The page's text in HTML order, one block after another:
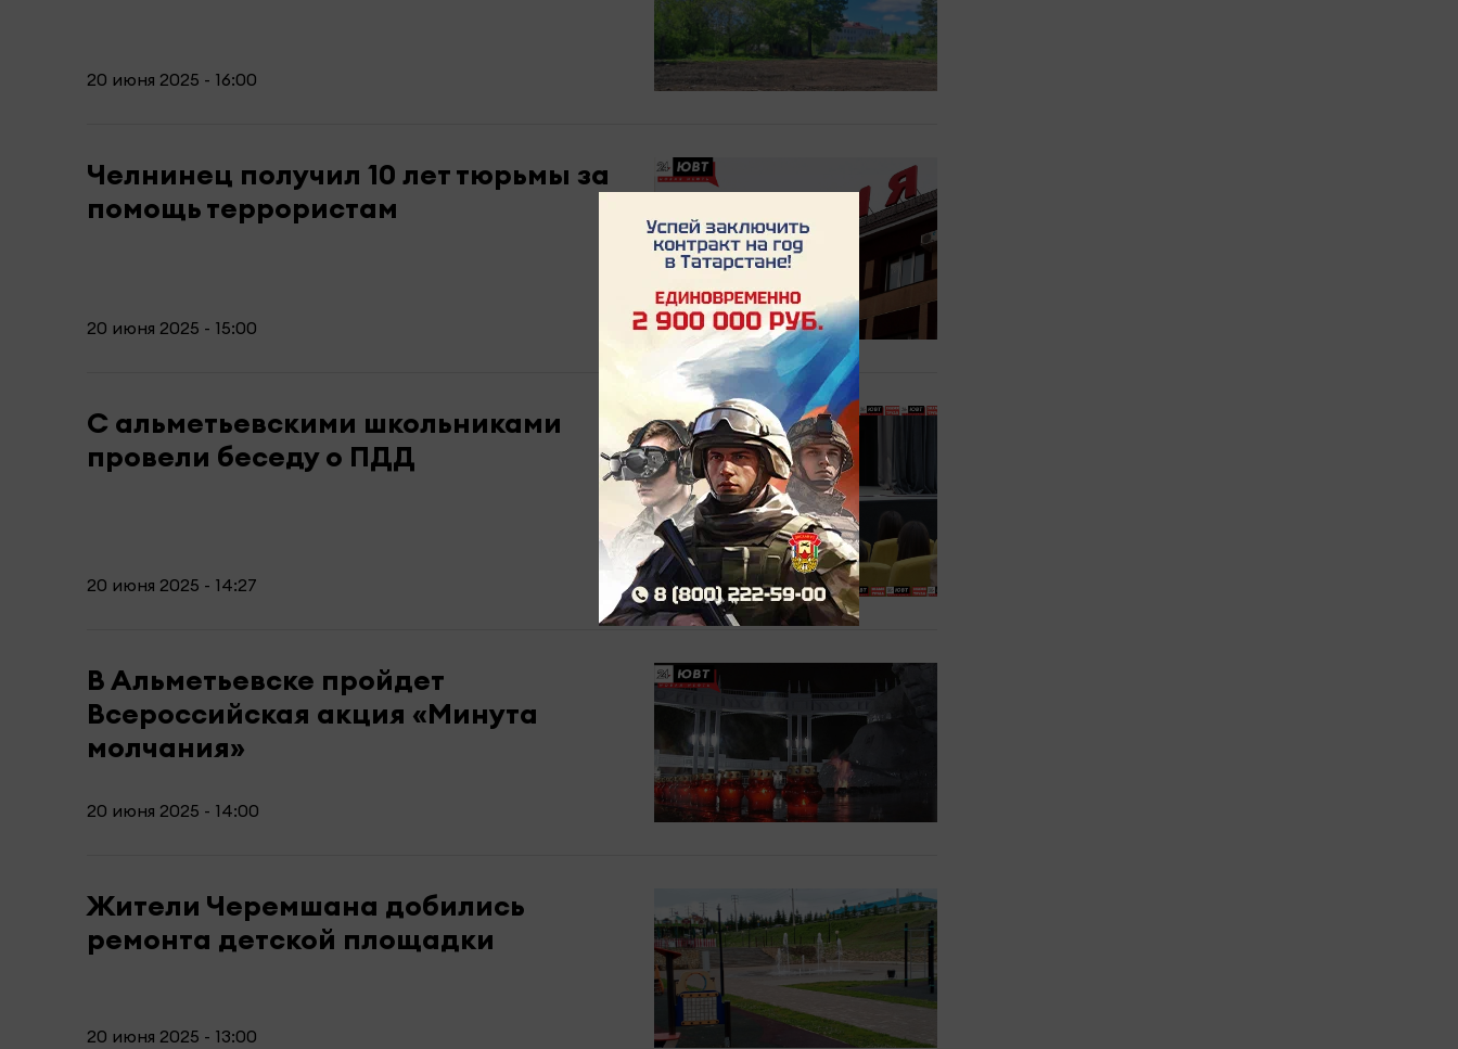
20 июня 2025 - 16:00
Челнинец получил 10 лет тюрьмы за
помощь террористам
20 июня 2025 - 15:00
С альметьевскими школьниками
провели беседу о ПДД
20 июня 2025 - 14:27
В Альметьевске пройдет
Всероссийская акция «Минута
молчания»
20 июня 2025 - 14:00
Жители Черемшана добились
ремонта детской площадки
20 июня 2025 - 13:00